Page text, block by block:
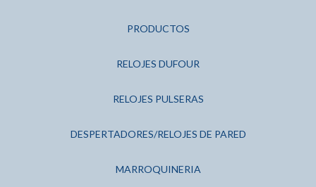
PRODUCTOS
RELOJES DUFOUR
RELOJES PULSERAS
DESPERTADORES/RELOJES DE PARED
MARROQUINERIA